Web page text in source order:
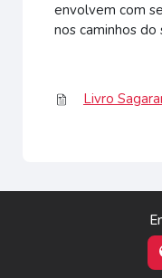
envolvem com
nos caminhos do
Livro